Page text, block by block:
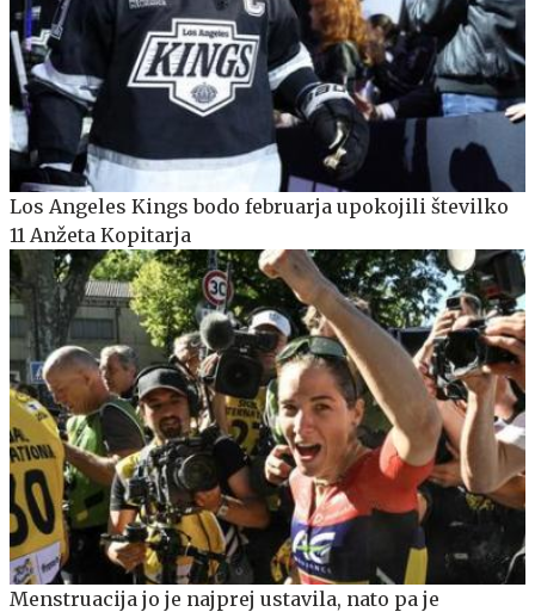
Los Angeles Kings bodo februarja upokojili številko
11 Anžeta Kopitarja
Menstruacija jo je najprej ustavila, nato pa je